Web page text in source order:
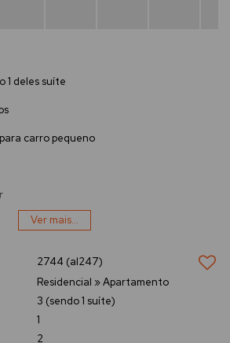
1 deles suíte
carro pequeno
Ver mais...
2744 (al247)
Residencial »Apartamento
3 (sendo 1 suíte)
1
2